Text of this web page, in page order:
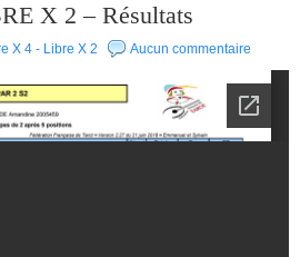
X 2 – Résultats
X 4 - Libre X 2 Aucun commentaire